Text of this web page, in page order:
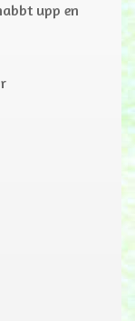
upp en